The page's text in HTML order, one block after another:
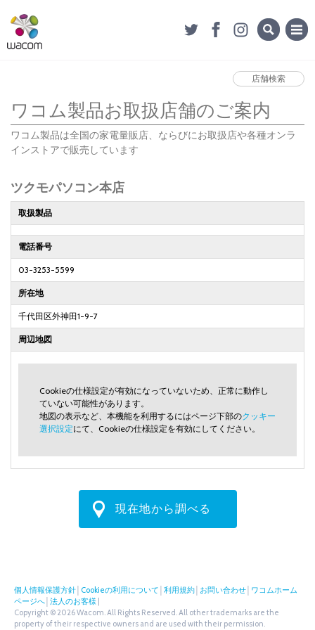
店舗検索
ワコム製品お取扱店舗のご案内
ワコム製品は全国の家電量販店、ならびにお取扱店や各種オンラ
インストアで販売しています
ツクモパソコン本店
取扱製品
電話番号
03-3253-5599
所在地
千代田区外神田1-9-7
周辺地図
Cookieの仕様設定が有効になっていないため、正常に動作し
ていない可能性があります。
地図の表示など、本機能を利用するにはページ下部のクッキー
選択設定にて、Cookieの仕様設定を有効にしてください。
現在地から調べる
個人情報保護方針 Cookieの利用について 利用規約 お問い合わせ ワコムホーム
ページへ 法人のお客様
Copyright © 2026 Wacom. All Rights Reserved. All other trademarks are the
property of their respective owners and are used with their permission.